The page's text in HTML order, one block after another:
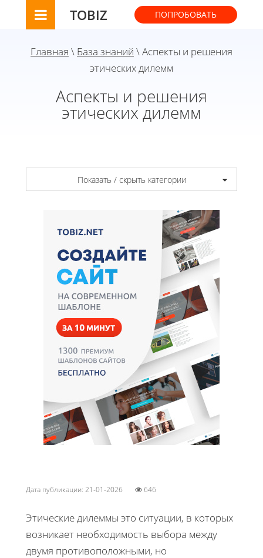
TOBIZ ПОПРОБОВАТЬ
Главная \ База знаний \ Аспекты и решения
этических дилемм
Аспекты и решения
этических дилемм
Показать / скрыть категории
Дата публикации: 21-01-2026 646
Этические дилеммы это ситуации, в которых
возникает необходимость выбора между
двумя противоположными, но